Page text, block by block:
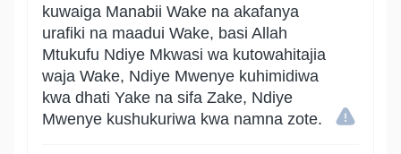
kuwaiga Manabii Wake na akafanya
urafiki na maadui Wake, basi Allah
Mtukufu Ndiye Mkwasi wa kutowahitajia
waja Wake, Ndiye Mwenye kuhimidiwa
kwa dhati Yake na sifa Zake, Ndiye
Mwenye kushukuriwa kwa namna zote.